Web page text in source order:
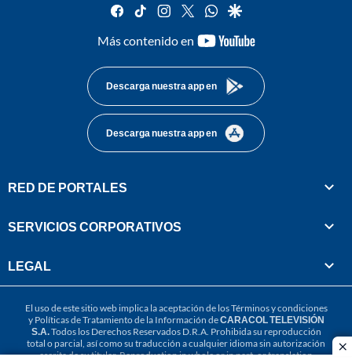
facebook
tiktok instagram
twitterwhatsapp
google
Más contenido en
youtube-
Descarga nuestra app en
Descarga nuestra app en
RED DE PORTALES
SERVICIOS CORPORATIVOS
LEGAL
El uso de este sitio web implica la aceptación de losTérminos y condiciones
y Políticas de Tratamiento de la Información deCARACOL TELEVISIÓN
S.A.Todos los Derechos Reservados D.R.A. Prohibida su reproducción
total o parcial, así como su traducción a cualquier idioma sin autorización
escrita de su titular. Reproduction in whole or in part, or translation